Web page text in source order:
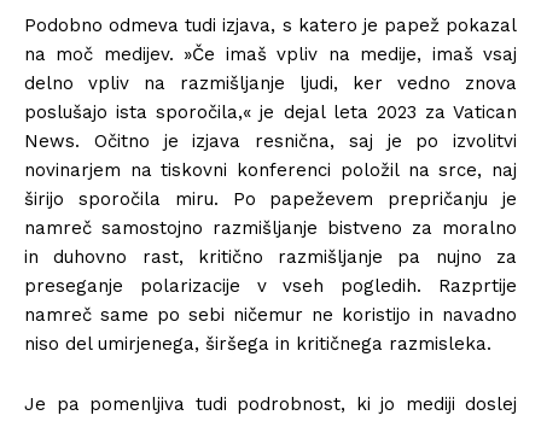
Podobno odmeva tudi izjava, s katero je papež pokazal
na moč medijev. »Če imaš vpliv na medije, imaš vsaj
delno vpliv na razmišljanje ljudi, ker vedno znova
poslušajo ista sporočila,« je dejal leta 2023 za Vatican
News. Očitno je izjava resnična, saj je po izvolitvi
novinarjem na tiskovni konferenci položil na srce, naj
širijo sporočila miru. Po papeževem prepričanju je
namreč samostojno razmišljanje bistveno za moralno
in duhovno rast, kritično razmišljanje pa nujno za
preseganje polarizacije v vseh pogledih. Razprtije
namreč same po sebi ničemur ne koristijo in navadno
niso del umirjenega, širšega in kritičnega razmisleka.
Je pa pomenljiva tudi podrobnost, ki jo mediji doslej